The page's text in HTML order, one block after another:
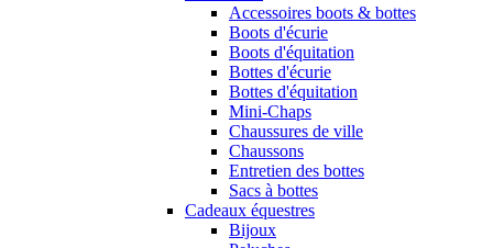
Accessoires boots & bottes
Boots d'écurie
Boots d'équitation
Bottes d'écurie
Bottes d'équitation
Mini-Chaps
Chaussures de ville
Chaussons
Entretien des bottes
Sacs à bottes
Cadeaux équestres
Bijoux